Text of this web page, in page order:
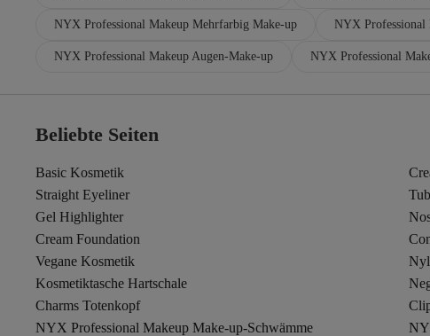
NYX Professional Makeup Mehrfarbig Make-up NYX Professional
NYX Professional Makeup Augen-Make-up NYX Professional
Beliebte Seiten
Basic Kosmetik
Straight Eyeliner
Gel Highlighter
Cream Foundation
Vegane Kosmetik
Kosmetiktasche Hartschale
Charms Totenkopf
NYX Professional Makeup Make-up-Schwämme